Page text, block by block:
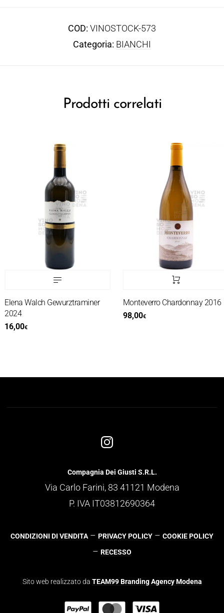
COD: VINOSTOCK-573
Categoria: BIANCHI
Prodotti correlati
Elena Walch Gewurztraminer
2024
16,00€
Monteverro Chardonnay 2016
98,00€
Compagnia Dei Giusti S.R.L.
Via Carlo Farini, 83 41121 Modena
P. IVA IT03812690364
CONDIZIONI DI VENDITA – PRIVACY POLICY – COOKIE POLICY
– RECESSO
Sito web realizzato da TEAM99 Branding Agency Modena